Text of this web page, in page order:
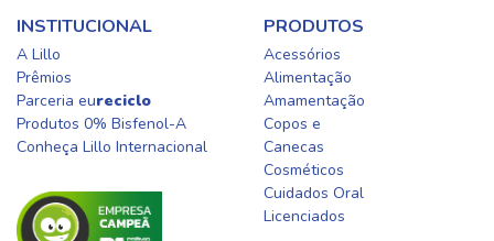
INSTITUCIONAL
A Lillo
Prêmios
Parceria eureciclo
Produtos 0% Bisfenol-A
Conheça Lillo Internacional
PRODUTOS
Acessórios
Alimentação
Amamentação
Copos e
Canecas
Cosméticos
Cuidados Oral​
Licenciados​